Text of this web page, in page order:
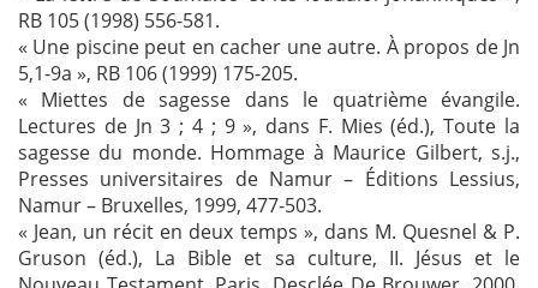
RB 105 (1998) 556-581.
« Une piscine peut en cacher une autre. À propos de Jn
5,1-9a », RB 106 (1999) 175-205.
« Miettes de sagesse dans le quatrième évangile.
Lectures de Jn 3 ; 4 ; 9 », dans F. Mies (éd.), Toute la
sagesse du monde. Hommage à Maurice Gilbert, s.j.,
Presses universitaires de Namur – Éditions Lessius,
Namur – Bruxelles, 1999, 477-503.
« Jean, un récit en deux temps », dans M. Quesnel & P.
Gruson (éd.), La Bible et sa culture, II. Jésus et le